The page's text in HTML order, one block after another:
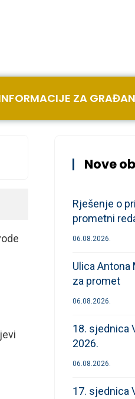
ZA
Nove
Rješenje o
prometni
06.08.2026.
Ulica Antona
za promet
06.08.2026.
18. sjednica
2026.
06.08.2026.
17. sjednica